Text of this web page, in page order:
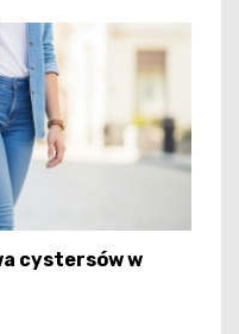
cystersów w